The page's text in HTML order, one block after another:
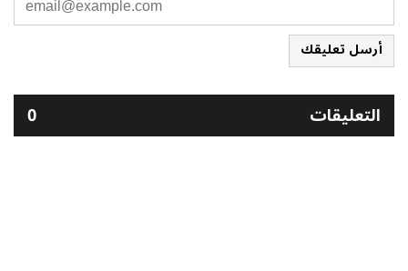
أرسل تعليقك
التعليقات 0